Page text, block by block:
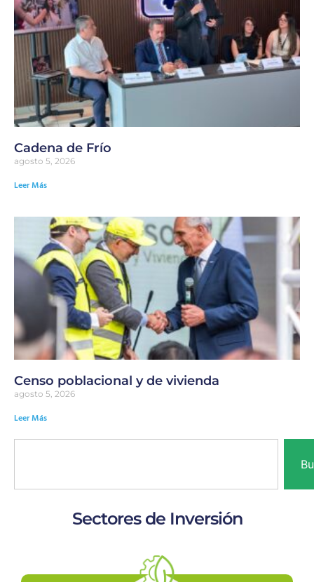
Cadena de Frío
agosto 5, 2026
Leer Más
Censo poblacional y de vivienda
agosto 5, 2026
Leer Más
Sectores de Inversión